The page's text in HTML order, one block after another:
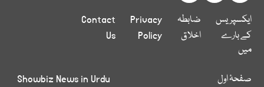
ایکسپریس
کے بارے
میں
ضابطہ
اخلاق
Privacy
Policy
Contact
Us
صفحۂ اول
Showbiz News in Urdu